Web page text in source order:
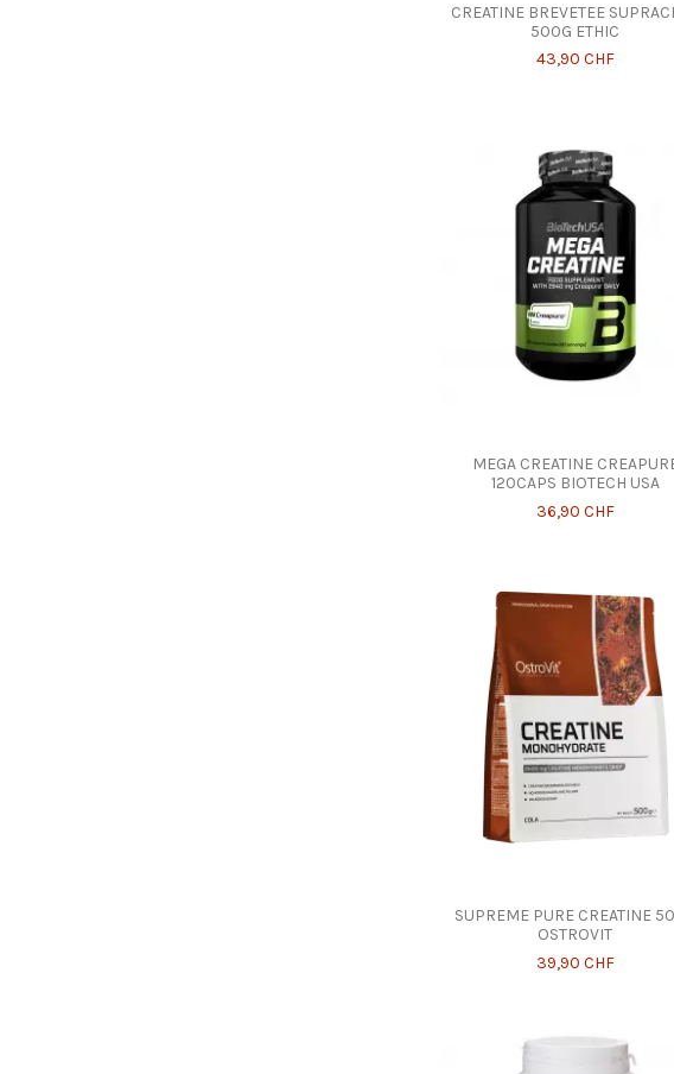
CREATINE BREVETEE
500G ETHIC
43,90 CHF
MEGA CREATINE
120CAPS BIOTECH USA
36,90 CHF
SUPREME PURE CREATINE
OSTROVIT
39,90 CHF